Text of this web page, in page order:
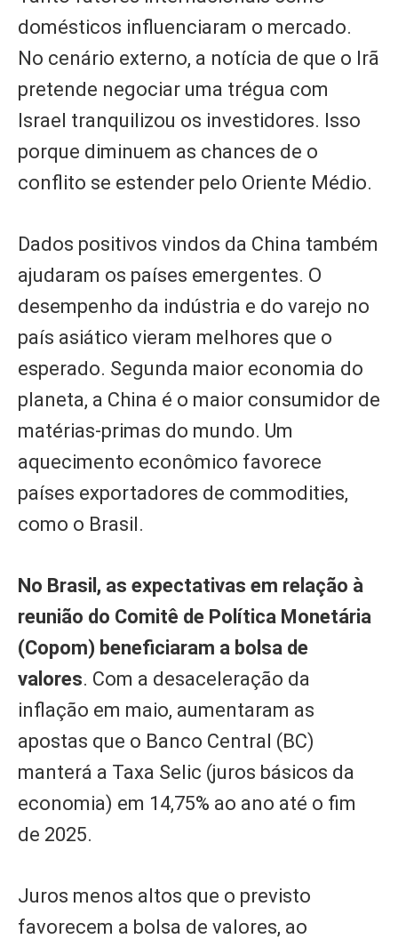
domésticos influenciaram o mercado.
No cenário externo, a notícia de que o Irã
pretende negociar uma trégua com
Israel tranquilizou os investidores. Isso
porque diminuem as chances de o
conflito se estender pelo Oriente Médio.
Dados positivos vindos da China também
ajudaram os países emergentes. O
desempenho da indústria e do varejo no
país asiático vieram melhores que o
esperado. Segunda maior economia do
planeta, a China é o maior consumidor de
matérias-primas do mundo. Um
aquecimento econômico favorece
países exportadores de commodities,
como o Brasil.
No Brasil, as expectativas em relação à
reunião do Comitê de Política Monetária
(Copom) beneficiaram a bolsa de
valores. Com a desaceleração da
inflação em maio, aumentaram as
apostas que o Banco Central (BC)
manterá a Taxa Selic (juros básicos da
economia) em 14,75% ao ano até o fim
de 2025.
Juros menos altos que o previsto
favorecem a bolsa de valores, ao